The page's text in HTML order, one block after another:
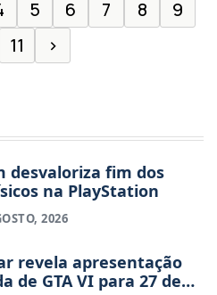
5 6 7 8
9
11 ›
desvaloriza fim dos
na PlayStation
2026
revela apresentação
de GTA VI para 27 de